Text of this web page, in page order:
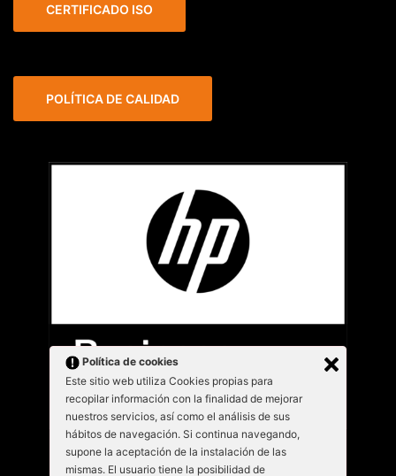
CERTIFICADO ISO
POLÍTICA DE CALIDAD
Política de cookies
Este sitio web utiliza Cookies propias para
recopilar información con la finalidad de mejorar
nuestros servicios, así como el análisis de sus
hábitos de navegación. Si continua navegando,
supone la aceptación de la instalación de las
mismas. El usuario tiene la posibilidad de